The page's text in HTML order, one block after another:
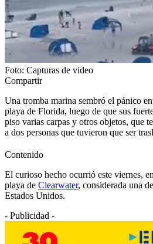
Foto: Capturas de video
Compartir
Una tromba marina sembró el pánico
playa de Florida, luego de que sus
piso varias carpas y otros objetos, que
a dos personas que tuvieron que ser
Contenido
El curioso hecho ocurrió este viernes,
playa de Clearwater, considerada una
Estados Unidos.
- Publicidad -